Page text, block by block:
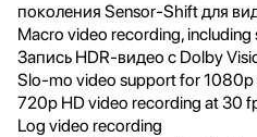
поколения Sensor-Shift для
Macro video recording,
Запись HDR-видео с Dolby
Slo‑mo video support for
720p HD video recording at 30
Log video recording